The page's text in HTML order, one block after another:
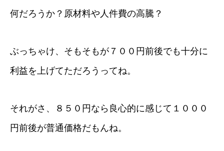
何だろうか？原材料や人件費の高騰？
ぶっちゃけ、そもそもが７００円前後でも十分に
利益を上げてただろうってね。
それがさ、８５０円なら良心的に感じて１０００
円前後が普通価格だもんね。